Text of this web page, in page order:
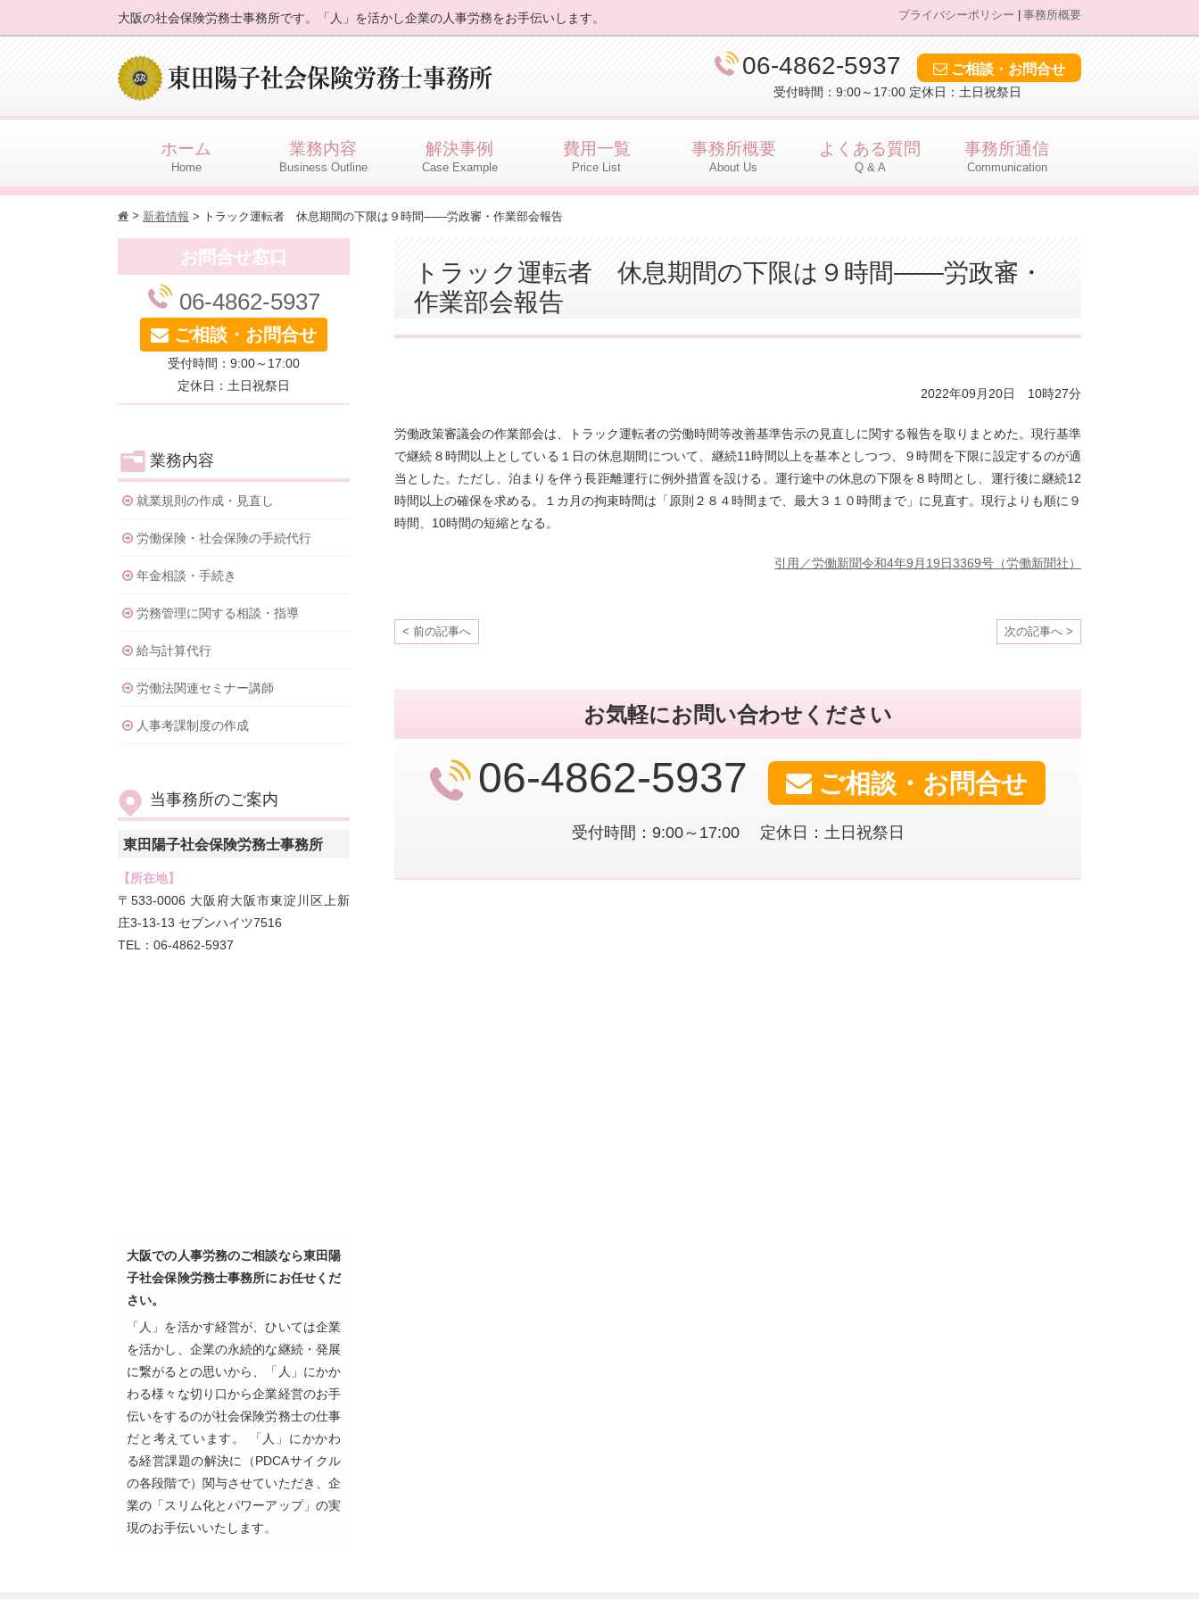
大阪の社会保険労務士事務所です。「人」を活かし企業の人事労務をお手伝いします。 プライバシーポリシー 事務所概要
06-4862-5937 ご相談・お問合せ
受付時間：9:00～17:00 定休日：土日祝祭日
ホーム
Home
業務内容
Business Outline
解決事例
Case Example
費用一覧
Price List
事務所概要
About Us
よくある質問
Q & A
事務所通信
Communication
h > 新着情報 > トラック運転者 休息期間の下限は９時間――労政審・作業部会報告
トラック運転者 休息期間の下限は９時間――労政審・
作業部会報告
2022年09月20日 10時27分
労働政策審議会の作業部会は、トラック運転者の労働時間等改善基準告示の見直しに関する報告を取りまとめた。現行基準
で継続８時間以上としている１日の休息期間について、継続11時間以上を基本としつつ、９時間を下限に設定するのが適
当とした。ただし、泊まりを伴う長距離運行に例外措置を設ける。運行途中の休息の下限を８時間とし、運行後に継続12
時間以上の確保を求める。１カ月の拘束時間は「原則２８４時間まで、最大３１０時間まで」に見直す。現行よりも順に９
時間、10時間の短縮となる。
引用／労働新聞令和4年9月19日3369号（労働新聞社）
< 前の記事へ 次の記事へ >
お気軽にお問い合わせください
06-4862-5937 ご相談・お問合せ
受付時間：9:00～17:00 定休日：土日祝祭日
お問合せ窓口
06-4862-5937
ご相談・お問合せ
受付時間：9:00～17:00
定休日：土日祝祭日
業務内容
就業規則の作成・見直し
労働保険・社会保険の手続代行
年金相談・手続き
労務管理に関する相談・指導
給与計算代行
労働法関連セミナー講師
人事考課制度の作成
当事務所のご案内
東田陽子社会保険労務士事務所
【所在地】
〒533-0006 大阪府大阪市東淀川区上新
庄3-13-13 セブンハイツ7516
TEL：06-4862-5937
大阪での人事労務のご相談なら東田陽
子社会保険労務士事務所にお任せくだ
さい。
「人」を活かす経営が、ひいては企業
を活かし、企業の永続的な継続・発展
に繋がるとの思いから、「人」にかか
わる様々な切り口から企業経営のお手
伝いをするのが社会保険労務士の仕事
だと考えています。 「人」にかかわ
る経営課題の解決に（PDCAサイクル
の各段階で）関与させていただき、企
業の「スリム化とパワーアップ」の実
現のお手伝いいたします。